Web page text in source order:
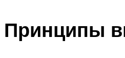
Принципы